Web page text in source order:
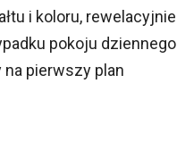
i koloru, rewelacyjnie
pokoju dziennego
pierwszy plan